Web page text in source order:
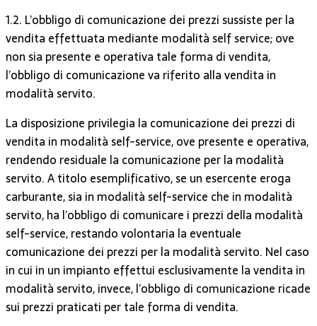
1.2. L’obbligo di comunicazione dei prezzi sussiste per la
vendita effettuata mediante modalità self service; ove
non sia presente e operativa tale forma di vendita,
l’obbligo di comunicazione va riferito alla vendita in
modalità servito.
La disposizione privilegia la comunicazione dei prezzi di
vendita in modalità self-service, ove presente e operativa,
rendendo residuale la comunicazione per la modalità
servito. A titolo esemplificativo, se un esercente eroga
carburante, sia in modalità self-service che in modalità
servito, ha l’obbligo di comunicare i prezzi della modalità
self-service, restando volontaria la eventuale
comunicazione dei prezzi per la modalità servito. Nel caso
in cui in un impianto effettui esclusivamente la vendita in
modalità servito, invece, l’obbligo di comunicazione ricade
sui prezzi praticati per tale forma di vendita.